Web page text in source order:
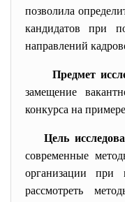
позволила
кандидатов при
направлений
Предмет
замещение
конкурса на
Цель
современные
организации при
рассмотреть